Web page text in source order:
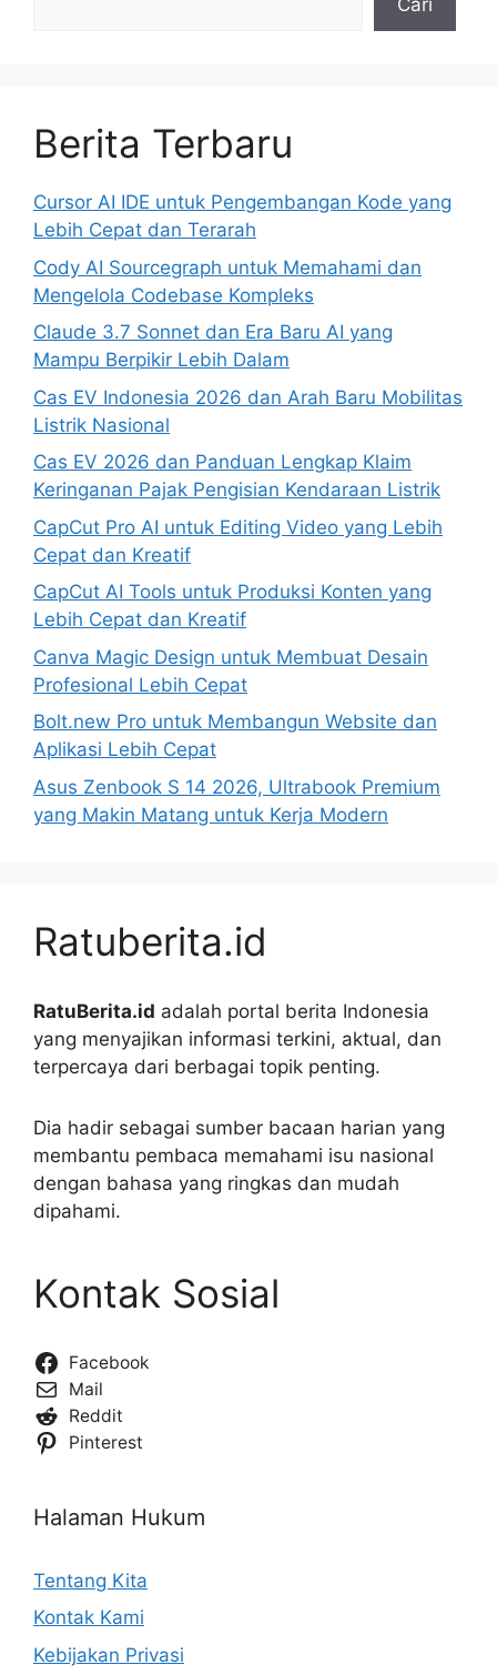
Cari
Berita Terbaru
Cursor AI IDE untuk Pengembangan Kode yang
Lebih Cepat dan Terarah
Cody AI Sourcegraph untuk Memahami dan
Mengelola Codebase Kompleks
Claude 3.7 Sonnet dan Era Baru AI yang
Mampu Berpikir Lebih Dalam
Cas EV Indonesia 2026 dan Arah Baru Mobilitas
Listrik Nasional
Cas EV 2026 dan Panduan Lengkap Klaim
Keringanan Pajak Pengisian Kendaraan Listrik
CapCut Pro AI untuk Editing Video yang Lebih
Cepat dan Kreatif
CapCut AI Tools untuk Produksi Konten yang
Lebih Cepat dan Kreatif
Canva Magic Design untuk Membuat Desain
Profesional Lebih Cepat
Bolt.new Pro untuk Membangun Website dan
Aplikasi Lebih Cepat
Asus Zenbook S 14 2026, Ultrabook Premium
yang Makin Matang untuk Kerja Modern
Ratuberita.id
RatuBerita.id adalah portal berita Indonesia
yang menyajikan informasi terkini, aktual, dan
terpercaya dari berbagai topik penting.
Dia hadir sebagai sumber bacaan harian yang
membantu pembaca memahami isu nasional
dengan bahasa yang ringkas dan mudah
dipahami.
Kontak Sosial
Facebook
Mail
Reddit
Pinterest
Halaman Hukum
Tentang Kita
Kontak Kami
Kebijakan Privasi